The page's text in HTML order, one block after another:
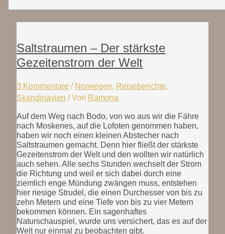
Saltstraumen – Der stärkste
Gezeitenstrom der Welt
3 Kommentare / Norwegen, Reiseberichte,
Skandinavien / Von Ramona
Auf dem Weg nach Bodo, von wo aus wir die Fähre
nach Moskenes, auf die Lofoten genommen haben,
haben wir noch einen kleinen Abstecher nach
Saltstraumen gemacht. Denn hier fließt der stärkste
Gezeitenstrom der Welt und den wollten wir natürlich
auch sehen. Alle sechs Stunden wechselt der Strom
die Richtung und weil er sich dabei durch eine
ziemlich enge Mündung zwängen muss, entstehen
hier riesige Strudel, die einen Durchesser von bis zu
zehn Metern und eine Tiefe von bis zu vier Metern
bekommen können. Ein sagenhaftes
Naturschauspiel, wurde uns versichert, das es auf der
Welt nur einmal zu beobachten gibt.